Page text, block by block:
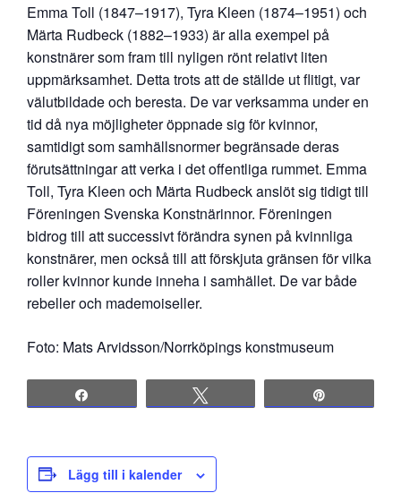
Emma Toll (1847–1917), Tyra Kleen (1874–1951) och
Märta Rudbeck (1882–1933) är alla exempel på
konstnärer som fram till nyligen rönt relativt liten
uppmärksamhet. Detta trots att de ställde ut flitigt, var
välutbildade och beresta. De var verksamma under en
tid då nya möjligheter öppnade sig för kvinnor,
samtidigt som samhällsnormer begränsade deras
förutsättningar att verka i det offentliga rummet. Emma
Toll, Tyra Kleen och Märta Rudbeck anslöt sig tidigt till
Föreningen Svenska Konstnärinnor. Föreningen
bidrog till att successivt förändra synen på kvinnliga
konstnärer, men också till att förskjuta gränsen för vilka
roller kvinnor kunde inneha i samhället. De var både
rebeller och mademoiseller.
Foto: Mats Arvidsson/Norrköpings konstmuseum
Lägg till i kalender